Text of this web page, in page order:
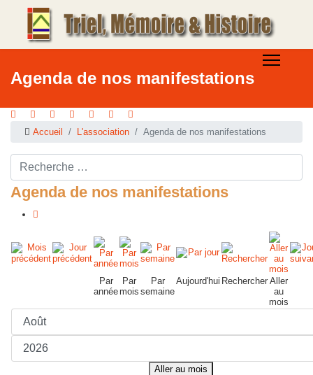
Agenda de nos manifestations
Accueil L'association Agenda de nos manifestations
Rechercher ...
Agenda de nos manifestations
Par
année
Par
mois
Par
semaine
Aujourd'hui Rechercher Aller
au
mois
Aller au mois